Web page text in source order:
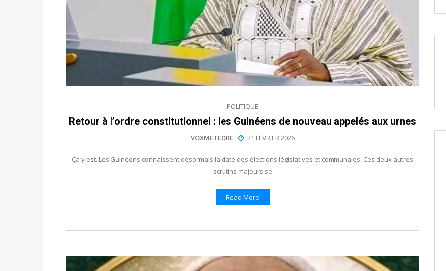
POLITIQUE
Retour à l’ordre constitutionnel : les Guinéens de nouveau appelés aux urnes
VOXMETEORE 21 FÉVRIER 2026
Ça y est. Les Guinéens connaissent désormais la date des élections législatives et communales. Ces deux autres
scrutins majeurs se
Read More